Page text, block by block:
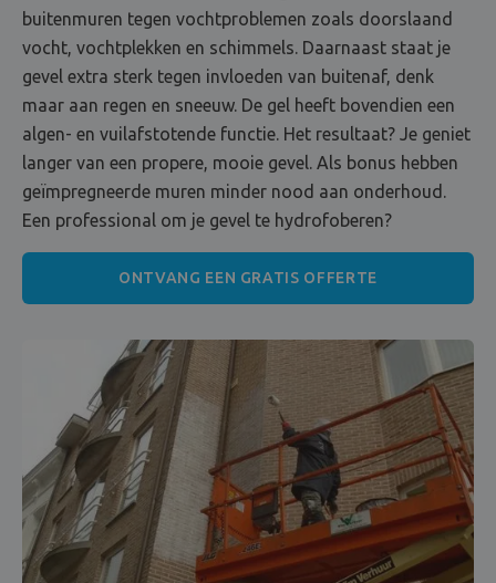
buitenmuren tegen vochtproblemen zoals doorslaand
vocht, vochtplekken en schimmels. Daarnaast staat je
gevel extra sterk tegen invloeden van buitenaf, denk
maar aan regen en sneeuw. De gel heeft bovendien een
algen- en vuilafstotende functie. Het resultaat? Je geniet
langer van een propere, mooie gevel. Als bonus hebben
geïmpregneerde muren minder nood aan onderhoud.
Een professional om je gevel te hydrofoberen?
ONTVANG EEN GRATIS OFFERTE